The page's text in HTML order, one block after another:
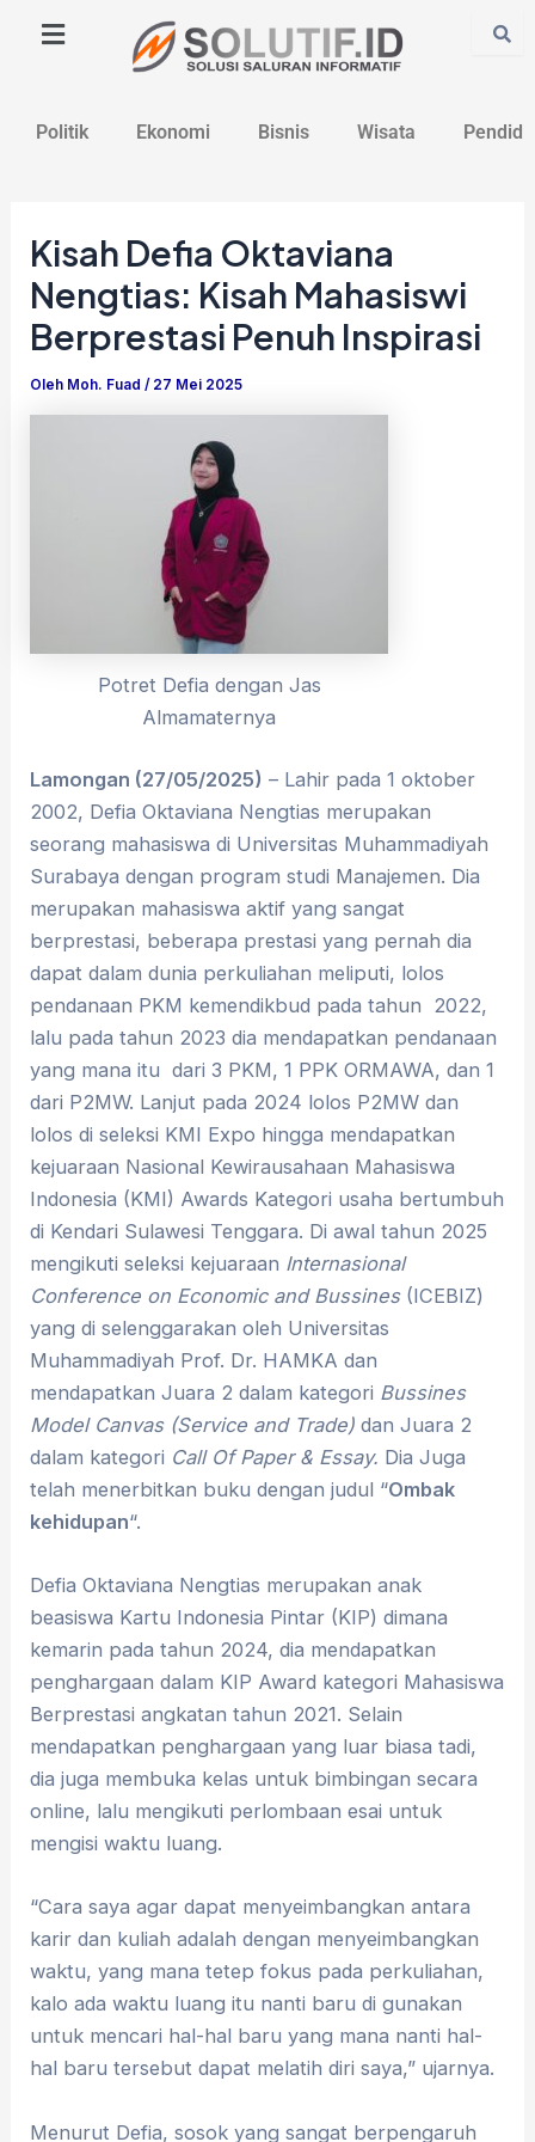
Politik Ekonomi Bisnis Wisata
Kisah Defia Oktaviana
Nengtias: Kisah Mahasiswi
Berprestasi Penuh Inspirasi
Oleh Moh. Fuad/ 27 Mei 2025
Potret Defia dengan Jas
Almamaternya
Lamongan (27/05/2025) – Lahir pada 1 oktober
2002, Defia Oktaviana Nengtias merupakan
seorang mahasiswa di Universitas Muhammadiyah
Surabaya dengan program studi Manajemen. Dia
merupakan mahasiswa aktif yang sangat
berprestasi, beberapa prestasi yang pernah dia
dapat dalam dunia perkuliahan meliputi, lolos
pendanaan PKM kemendikbud pada tahun 2022,
lalu pada tahun 2023 dia mendapatkan pendanaan
yang mana itu dari 3 PKM, 1 PPK ORMAWA, dan 1
dari P2MW. Lanjut pada 2024 lolos P2MW dan
lolos di seleksi KMI Expo hingga mendapatkan
kejuaraan Nasional Kewirausahaan Mahasiswa
Indonesia (KMI) Awards Kategori usaha bertumbuh
di Kendari Sulawesi Tenggara. Di awal tahun 2025
mengikuti seleksi kejuaraan Internasional
Conference on Economic and Bussines(ICEBIZ)
yang di selenggarakan oleh Universitas
Muhammadiyah Prof. Dr. HAMKA dan
mendapatkan Juara 2 dalam kategori Bussines
Model Canvas (Service and Trade)dan Juara 2
dalam kategori Call Of Paper & Essay. Dia Juga
telah menerbitkan buku dengan judul “Ombak
kehidupan“.
Defia Oktaviana Nengtias merupakan anak
beasiswa Kartu Indonesia Pintar (KIP) dimana
kemarin pada tahun 2024, dia mendapatkan
penghargaan dalam KIP Award kategori Mahasiswa
Berprestasi angkatan tahun 2021. Selain
mendapatkan penghargaan yang luar biasa tadi,
dia juga membuka kelas untuk bimbingan secara
online, lalu mengikuti perlombaan esai untuk
mengisi waktu luang.
“Cara saya agar dapat menyeimbangkan antara
karir dan kuliah adalah dengan menyeimbangkan
waktu, yang mana tetep fokus pada perkuliahan,
kalo ada waktu luang itu nanti baru di gunakan
untuk mencari hal-hal baru yang mana nanti hal-
hal baru tersebut dapat melatih diri saya,” ujarnya.
Menurut Defia, sosok yang sangat berpengaruh
navigation